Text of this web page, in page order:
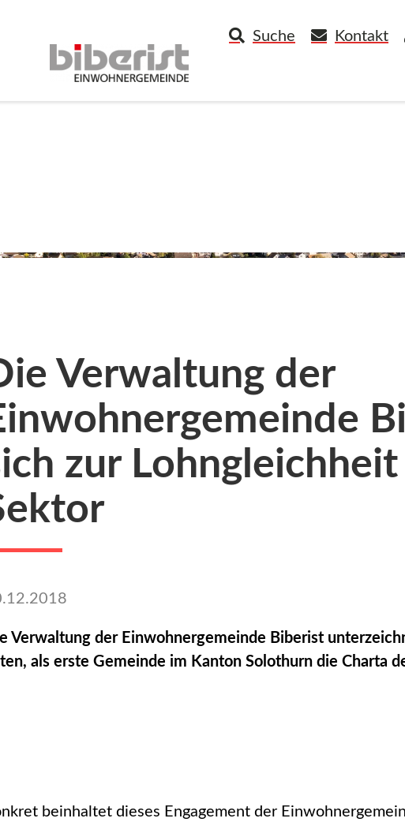
Kontakt
Suche
Verwaltung der
zur
Verwaltung der Einwohnergemeinde Biberist
als erste Gemeinde im Kanton Solothurn die Charta
beinhaltet dieses Engagement der